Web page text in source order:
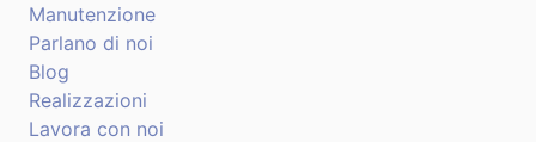
Manutenzione
Parlano di noi
Blog
Realizzazioni
Lavora con noi